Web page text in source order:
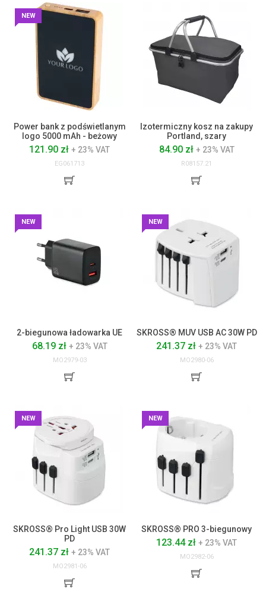
NEW
Power bank z podświetlanym
logo 5000 mAh - beżowy
121.90 zł + 23% VAT
EG061713
Izotermiczny kosz na zakupy
Portland, szary
84.90 zł + 23% VAT
R08157.21
NEW
2-biegunowa ładowarka UE
68.19 zł + 23% VAT
MO2979-03
NEW
SKROSS® MUV USB AC 30W PD
241.37 zł + 23% VAT
MO2980-06
NEW
SKROSS® Pro Light USB 30W
PD
241.37 zł + 23% VAT
MO2981-06
NEW
SKROSS® PRO 3-biegunowy
123.44 zł + 23% VAT
MO2982-06